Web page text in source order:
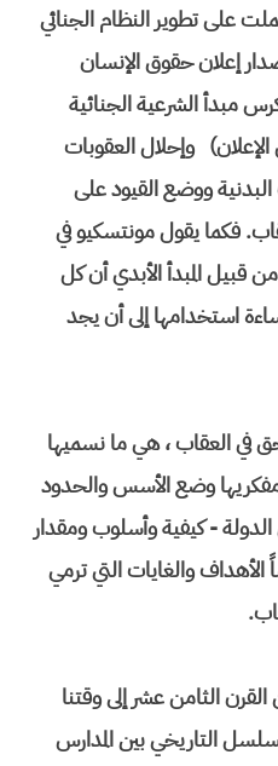
على تطوير النظام الجنائي
إعلان حقوق الإنسان
1789 والذي كرس مبدأ الشرعية الجنائية
أمام القانون (م 6 من الإعلان) وإحلال العقوبات
ووضع القيود على
فكما يقول مونتسكيو في
قبيل المبدأ الأبدي أن كل
استخدامها إلى أن يجد
في العقاب ، هي ما نسميها
مفكريها وضع الأسس والحدود
- كيفية وأسلوب ومقدار
والغايات التي ترمي
الثامن عشر إلى وقتنا
التاريخي بين المدارس